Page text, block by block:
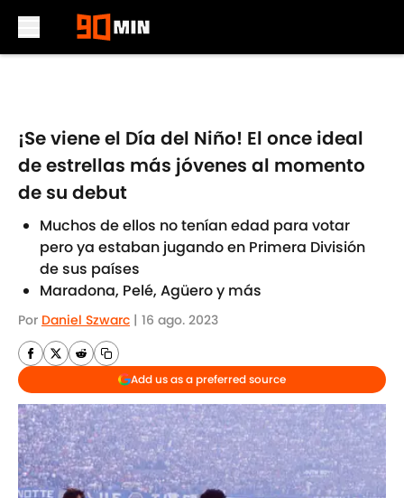
¡Se viene el Día del Niño! El once ideal
de estrellas más jóvenes al momento
de su debut
Muchos de ellos no tenían edad para votar
pero ya estaban jugando en Primera División
de sus países
Maradona, Pelé, Agüero y más
Por Daniel Szwarc | 16 ago. 2023
Add us as a preferred source